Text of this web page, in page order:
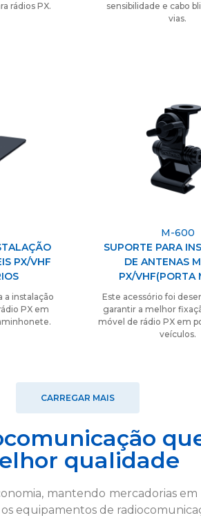
rádios PX.
sensibilidade e cabo
vias.
PX/VHF
a instalação
PX em
M-600
SUPORTE PARA
DE ANTENAS
PX/VHF(PORTA
Este acessório foi
garantir a melhor
móvel de rádio PX em
veículos.
CARREGAR MAIS
qualidade
mantendo mercadorias
equipamentos de